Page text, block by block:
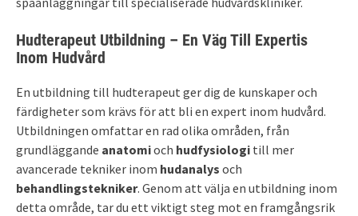
Hudterapeut Utbildning – En Väg Till Expertis
Inom Hudvård
En utbildning till hudterapeut ger dig de kunskaper och
färdigheter som krävs för att bli en expert inom hudvård.
Utbildningen omfattar en rad olika områden, från
grundläggande anatomioch hudfysiologi till mer
avancerade tekniker inom hudanalys och
behandlingstekniker. Genom att välja en utbildning inom
detta område, tar du ett viktigt steg mot en framgångsrik